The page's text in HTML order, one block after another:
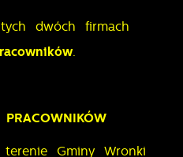
dwóch firmach
.
Gminy Wronki